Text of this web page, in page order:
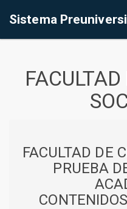
Sistema
FACULTAD DE
PRUEBA